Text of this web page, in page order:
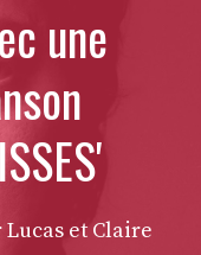
une
Lucas et Claire